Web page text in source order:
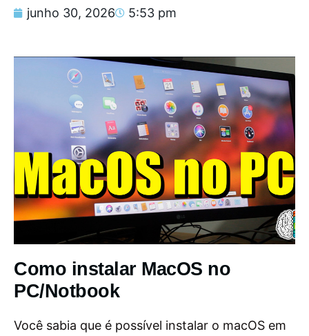
junho 30, 2026 5:53 pm
Como instalar MacOS no
PC/Notbook
Você sabia que é possível instalar o macOS em